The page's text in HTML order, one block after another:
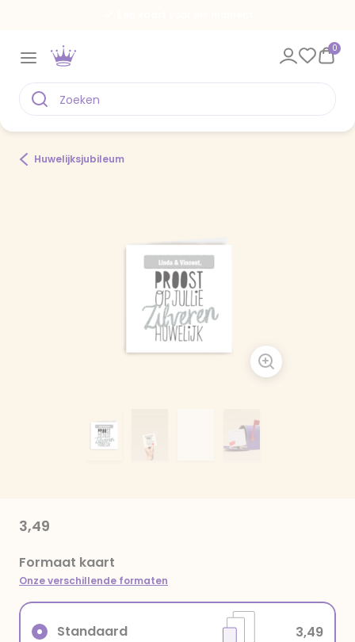
0
Huwelijksjubileum
3,49
Formaat kaart
Onze verschillende formaten
Standaard 3,49